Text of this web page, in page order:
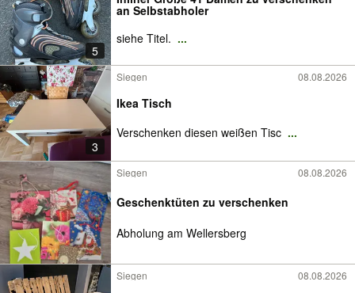
5
an Selbstabholer
siehe Titel. ...
3
Siegen 08.08.2026
Ikea Tisch
Verschenken diesen weißen Tisc ...
Siegen 08.08.2026
Geschenktüten zu verschenken
Abholung am Wellersberg
Siegen 08.08.2026